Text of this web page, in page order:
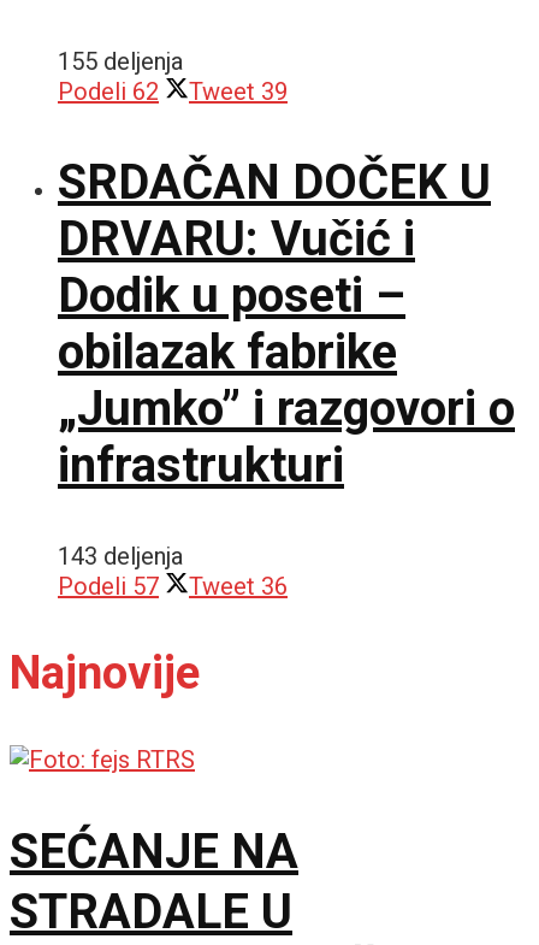
155 deljenja
Podeli 62 Tweet 39
SRDAČAN DOČEK U
DRVARU: Vučić i
Dodik u poseti –
obilazak fabrike
„Jumko” i razgovori o
infrastrukturi
143 deljenja
Podeli 57 Tweet 36
Najnovije
SEĆANJE NA
STRADALE U